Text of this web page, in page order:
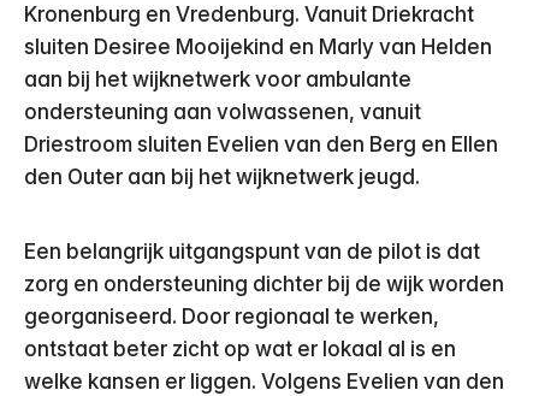
Kronenburg en Vredenburg. Vanuit Driekracht
sluiten Desiree Mooijekind en Marly van Helden
aan bij het wijknetwerk voor ambulante
ondersteuning aan volwassenen, vanuit
Driestroom sluiten Evelien van den Berg en Ellen
den Outer aan bij het wijknetwerk jeugd.
Een belangrijk uitgangspunt van de pilot is dat
zorg en ondersteuning dichter bij de wijk worden
georganiseerd. Door regionaal te werken,
ontstaat beter zicht op wat er lokaal al is en
welke kansen er liggen. Volgens Evelien van den